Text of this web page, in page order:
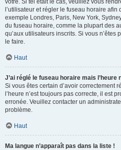
vôtre. Si tel était le cas, veuillez vous
l’utilisateur et régler le fuseau horaire
exemple Londres, Paris, New York,
du fuseau horaire, comme la plupart des
qu’aux utilisateurs inscrits. Si vous n’êtes
le faire.
Haut
J’ai réglé le fuseau horaire mais l’heure
Si vous êtes certain d’avoir correctement
l’heure n’est toujours pas correcte, il est
erronée. Veuillez contacter un
problème.
Haut
Ma langue n’apparaît pas dans la liste !